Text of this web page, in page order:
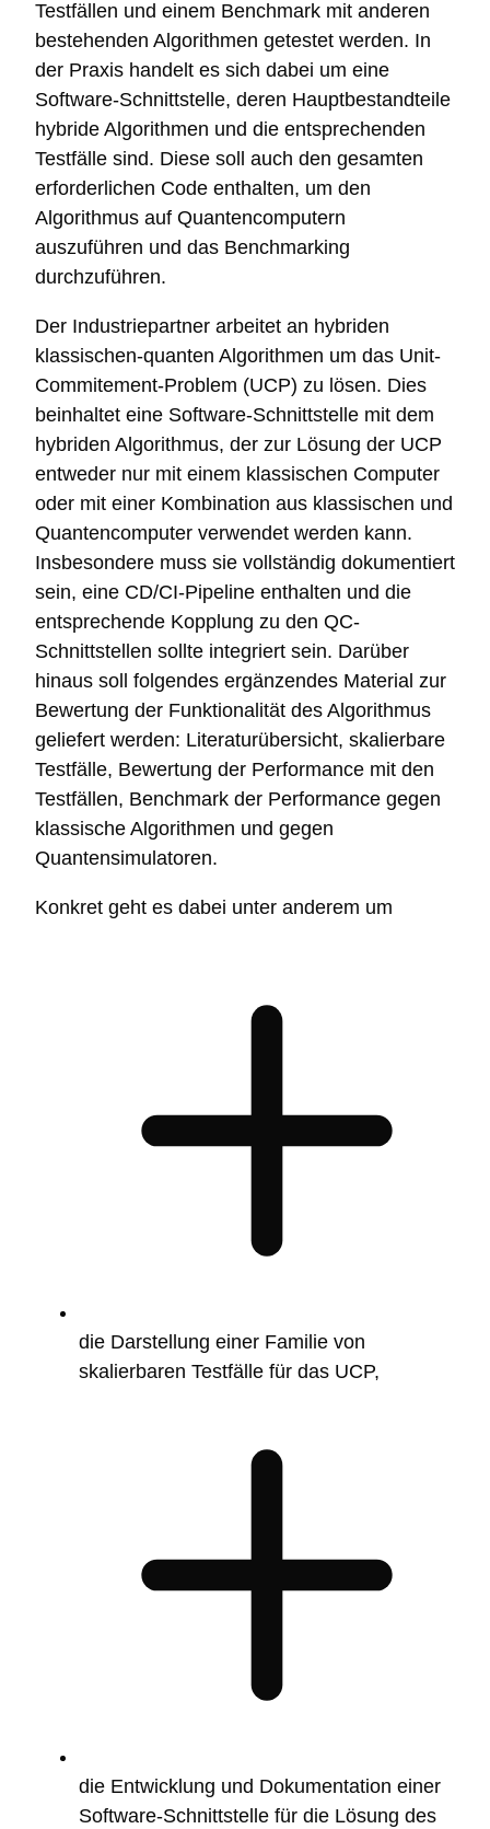
Testfällen und einem Benchmark mit anderen
bestehenden Algorithmen getestet werden. In
der Praxis handelt es sich dabei um eine
Software-Schnittstelle, deren Hauptbestandteile
hybride Algorithmen und die entsprechenden
Testfälle sind. Diese soll auch den gesamten
erforderlichen Code enthalten, um den
Algorithmus auf Quantencomputern
auszuführen und das Benchmarking
durchzuführen.
Der Industriepartner arbeitet an hybriden
klassischen-quanten Algorithmen um das Unit-
Commitement-Problem (UCP) zu lösen. Dies
beinhaltet eine Software-Schnittstelle mit dem
hybriden Algorithmus, der zur Lösung der UCP
entweder nur mit einem klassischen Computer
oder mit einer Kombination aus klassischen und
Quantencomputer verwendet werden kann.
Insbesondere muss sie vollständig dokumentiert
sein, eine CD/CI-Pipeline enthalten und die
entsprechende Kopplung zu den QC-
Schnittstellen sollte integriert sein. Darüber
hinaus soll folgendes ergänzendes Material zur
Bewertung der Funktionalität des Algorithmus
geliefert werden: Literaturübersicht, skalierbare
Testfälle, Bewertung der Performance mit den
Testfällen, Benchmark der Performance gegen
klassische Algorithmen und gegen
Quantensimulatoren.
Konkret geht es dabei unter anderem um
die Darstellung einer Familie von
skalierbaren Testfälle für das UCP,
die Entwicklung und Dokumentation einer
Software-Schnittstelle für die Lösung des